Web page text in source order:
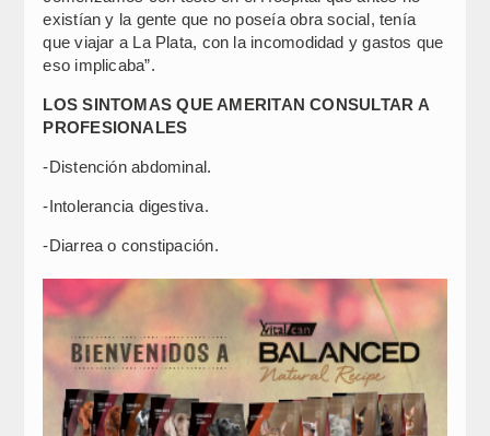
existían y la gente que no poseía obra social, tenía
que viajar a La Plata, con la incomodidad y gastos que
eso implicaba”.
LOS SINTOMAS QUE AMERITAN CONSULTAR A
PROFESIONALES
-Distención abdominal.
-Intolerancia digestiva.
-Diarrea o constipación.